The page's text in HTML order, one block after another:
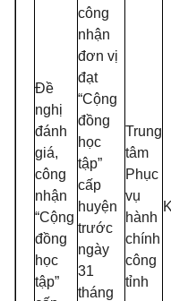
Đề
nghị
đánh
giá,
công
nhận
“Cộng
đồng
học
tập”
công
nhận
đơn vị
đạt
“Cộng
đồng
học
tập”
cấp
huyện
trước
ngày
31
tháng
Trung
tâm
Phục
vụ
hành
chính
công
tỉnh